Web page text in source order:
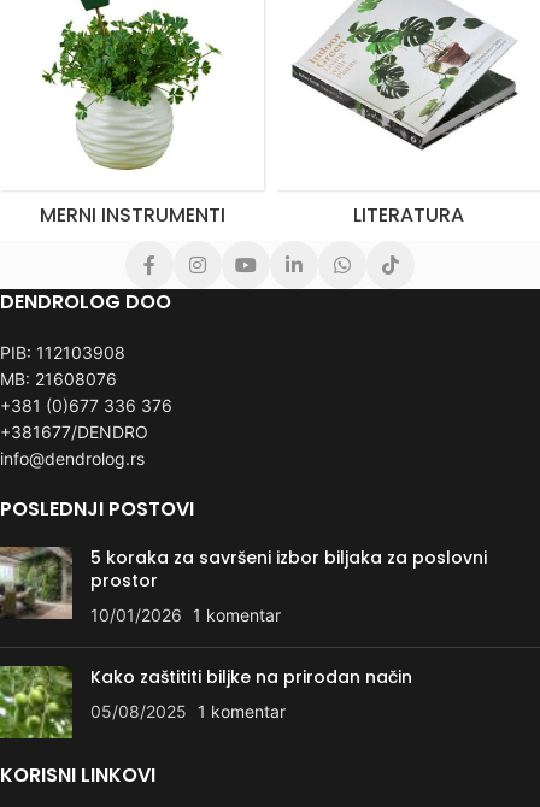
MERNI INSTRUMENTI LITERATURA
DENDROLOG DOO
PIB: 112103908
MB: 21608076
+381 (0)677 336 376
+381677/DENDRO
info@dendrolog.rs
POSLEDNJI POSTOVI
5 koraka za savršeni izbor biljaka za poslovni
prostor
10/01/2026 1 komentar
Kako zaštititi biljke na prirodan način
05/08/2025 1 komentar
KORISNI LINKOVI